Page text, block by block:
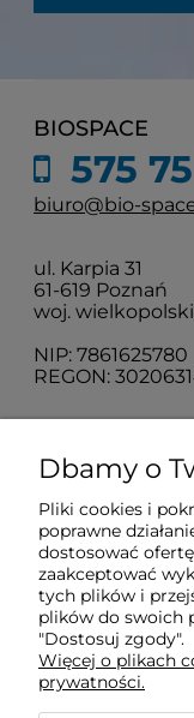
BIOSPACE
575
biuro@bio-
ul. Karpia 31
61-619 Poznań
woj.
NIP: 7861625780
REGON:
O nas
Obsługa
Pomoc
Moje konto
Dbamy o
Pliki cookies i
poprawne
dostosować
zaakceptować
tych plików i
plików do swoich
"Dostosuj zgody".
Więcej o plikach
prywatności.